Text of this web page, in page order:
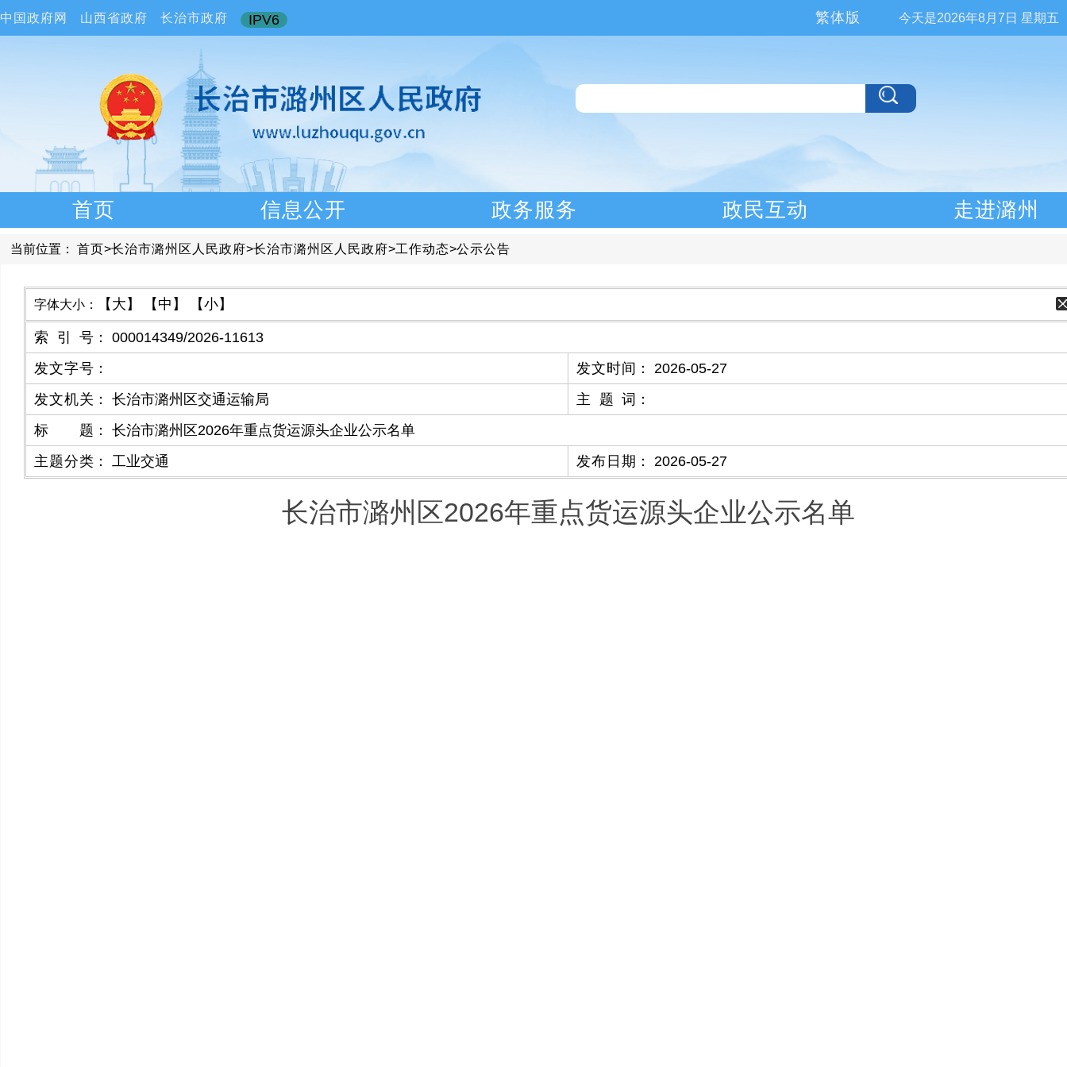
中国政府网 山西省政府 长治市政府 IPV6 今天是2026年8月7日 星期五
繁体版
首页 信息公开 政务服务 政民互动 走进潞州
当前位置： 首页>长治市潞州区人民政府>长治市潞州区人民政府>工作动态>公示公告
字体大小： 【大】 【中】 【小】
索引号 ：
000014349/2026-11613
发文字号 ： 发文时间 ：
2026-05-27
发文机关 ： 长治市潞州区交通运输局 主题词 ：
标题 ：
长治市潞州区2026年重点货运源头企业公示名单
主题分类 ： 工业交通 发布日期 ： 2026-05-27
长治市潞州区2026年重点货运源头企业公示名单